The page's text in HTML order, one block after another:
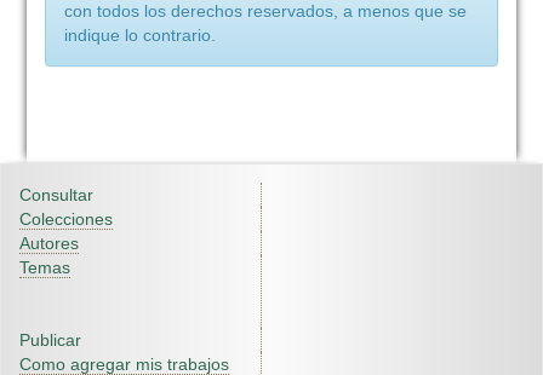
con todos los derechos reservados, a menos que se
indique lo contrario.
Consultar
Colecciones
Autores
Temas
Publicar
Como agregar mis trabajos